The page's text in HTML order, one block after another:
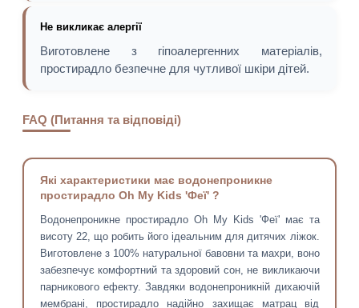
Не викликає алергії
Виготовлене з гіпоалергенних матеріалів,
простирадло безпечне для чутливої шкіри дітей.
FAQ (Питання та відповіді)
Які характеристики має водонепроникне
простирадло Oh My Kids 'Феї' ?
Водонепроникне простирадло Oh My Kids 'Феї' має та
висоту 22, що робить його ідеальним для дитячих ліжок.
Виготовлене з 100% натуральної бавовни та махри, воно
забезпечує комфортний та здоровий сон, не викликаючи
парникового ефекту. Завдяки водонепроникній дихаючій
мембрані, простирадло надійно захищає матрац від